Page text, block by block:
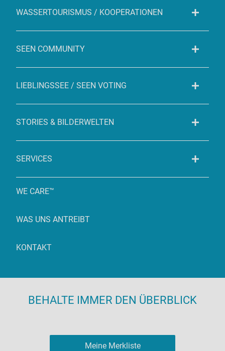
WASSERTOURISMUS / KOOPERATIONEN
SEEN COMMUNITY
LIEBLINGSSEE / SEEN VOTING
STORIES & BILDERWELTEN
SERVICES
WE CARE™
WAS UNS ANTREIBT
KONTAKT
BEHALTE IMMER DEN ÜBERBLICK
Meine Merkliste